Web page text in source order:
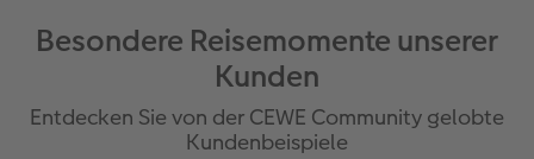
Besondere Reisemomente unserer
Kunden
Entdecken Sie von der CEWE Community gelobte
Kundenbeispiele